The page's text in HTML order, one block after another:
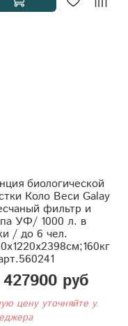
биологической
Коло Веси Galay
фильтр и
УФ/ 1000 л. в
/ до 6 чел.
руб
цену уточняйте у